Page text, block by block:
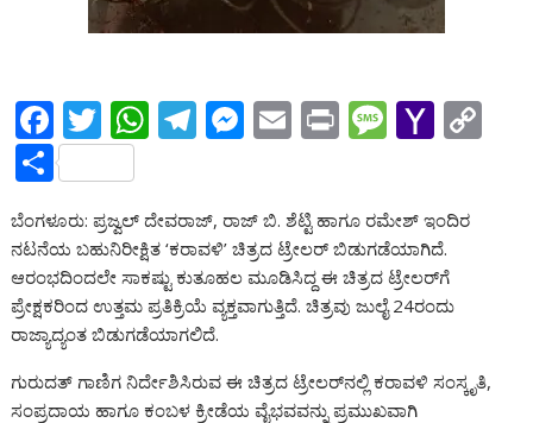
F
ac
e
b
o
o
k
T
w
itt
er
W
s
A
p
p
T
gr
a
m
M
e
n
g
E
l
Pr M
a
g
e
Y
o
o
M
l
S
h
ar
e
ಬೆಂಗಳೂರು: ಪ್ರಜ್ವಲ್ ದೇವರಾಜ್, ರಾಜ್ ಬಿ. ಶೆಟ್ಟಿ ಹಾಗೂ ರಮೇಶ್ ಇಂದಿರ
ನಟನೆಯ ಬಹುನಿರೀಕ್ಷಿತ ‘ಕರಾವಳಿ’ ಚಿತ್ರದ ಟ್ರೇಲರ್ ಬಿಡುಗಡೆಯಾಗಿದೆ.
ಆರಂಭದಿಂದಲೇ ಸಾಕಷ್ಟು ಕುತೂಹಲ ಮೂಡಿಸಿದ್ದ ಈ ಚಿತ್ರದ ಟ್ರೇಲರ್‌ಗೆ
ಪ್ರೇಕ್ಷಕರಿಂದ ಉತ್ತಮ ಪ್ರತಿಕ್ರಿಯೆ ವ್ಯಕ್ತವಾಗುತ್ತಿದೆ. ಚಿತ್ರವು ಜುಲೈ 24ರಂದು
ರಾಜ್ಯಾದ್ಯಂತ ಬಿಡುಗಡೆಯಾಗಲಿದೆ.
ಗುರುದತ್ ಗಾಣಿಗ ನಿರ್ದೇಶಿಸಿರುವ ಈ ಚಿತ್ರದ ಟ್ರೇಲರ್‌ನಲ್ಲಿ ಕರಾವಳಿ ಸಂಸ್ಕೃತಿ,
ಸಂಪ್ರದಾಯ ಹಾಗೂ ಕಂಬಳ ಕ್ರೀಡೆಯ ವೈಭವವನ್ನು ಪ್ರಮುಖವಾಗಿ